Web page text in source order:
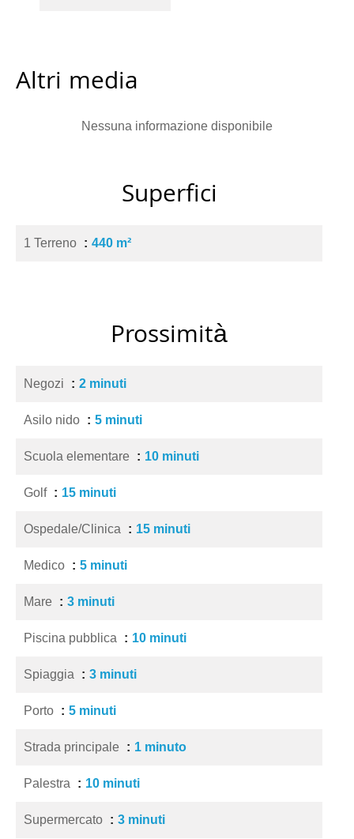
Altri media
Nessuna informazione disponibile
Superfici
1 Terreno 440 m²
Prossimità
Negozi 2 minuti
Asilo nido 5 minuti
Scuola elementare 10 minuti
Golf 15 minuti
Ospedale/Clinica 15 minuti
Medico 5 minuti
Mare 3 minuti
Piscina pubblica 10 minuti
Spiaggia 3 minuti
Porto 5 minuti
Strada principale 1 minuto
Palestra 10 minuti
Supermercato 3 minuti